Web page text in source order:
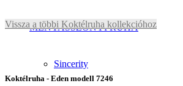
MENYASSZONYI RUHA
Sincerity
Vissza a többi Koktélruha kollekcióhoz
Koktélruha - Eden modell 7246